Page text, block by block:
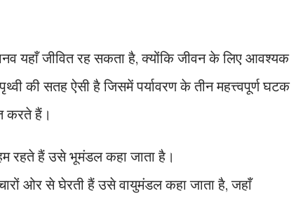
यहाँ जीवित रह सकता है, क्योंकि जीवन के लिए आवश्यक
की सतह ऐसी है जिसमें पर्यावरण के तीन महत्त्वपूर्ण घटक
करते हैं।
रहते हैं उसे भूमंडल कहा जाता है।
ओर से घेरती हैं उसे वायुमंडल कहा जाता है, जहाँ